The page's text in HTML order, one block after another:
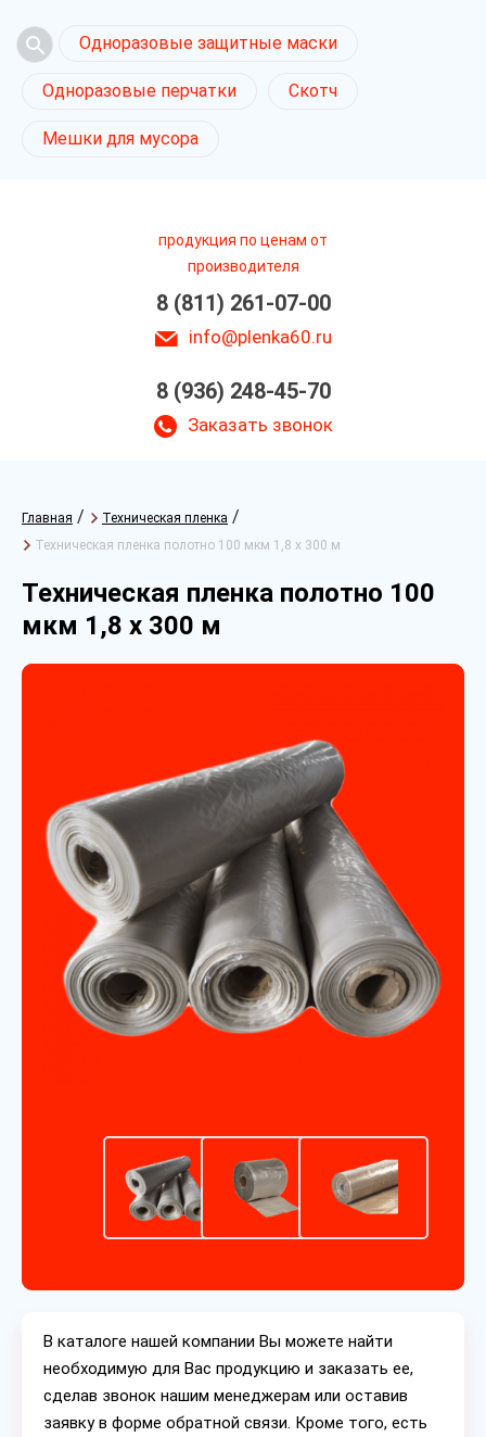
Одноразовые защитные маски
Одноразовые перчатки Скотч
Мешки для мусора
продукция по ценам от
производителя
8 (811) 261-07-00
info@plenka60.ru
8 (936) 248-45-70
Заказать звонок
Главная / Техническая пленка /
Техническая пленка полотно 100 мкм 1,8 х 300 м
Техническая пленка полотно 100
мкм 1,8 х 300 м
В каталоге нашей компании Вы можете найти
необходимую для Вас продукцию и заказать ее,
сделав звонок нашим менеджерам или оставив
заявку в форме обратной связи. Кроме того, есть